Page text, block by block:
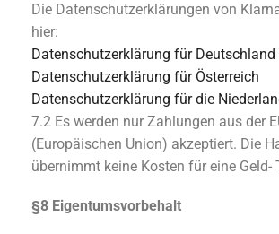
Die Datenschutzerklärungen von
hier:
Datenschutzerklärung für Deutschland
Datenschutzerklärung für Österreich
Datenschutzerklärung für die
7.2 Es werden nur Zahlungen aus der
(Europäischen Union) akzeptiert. Die
übernimmt keine Kosten für eine Geld-
§8 Eigentumsvorbehalt